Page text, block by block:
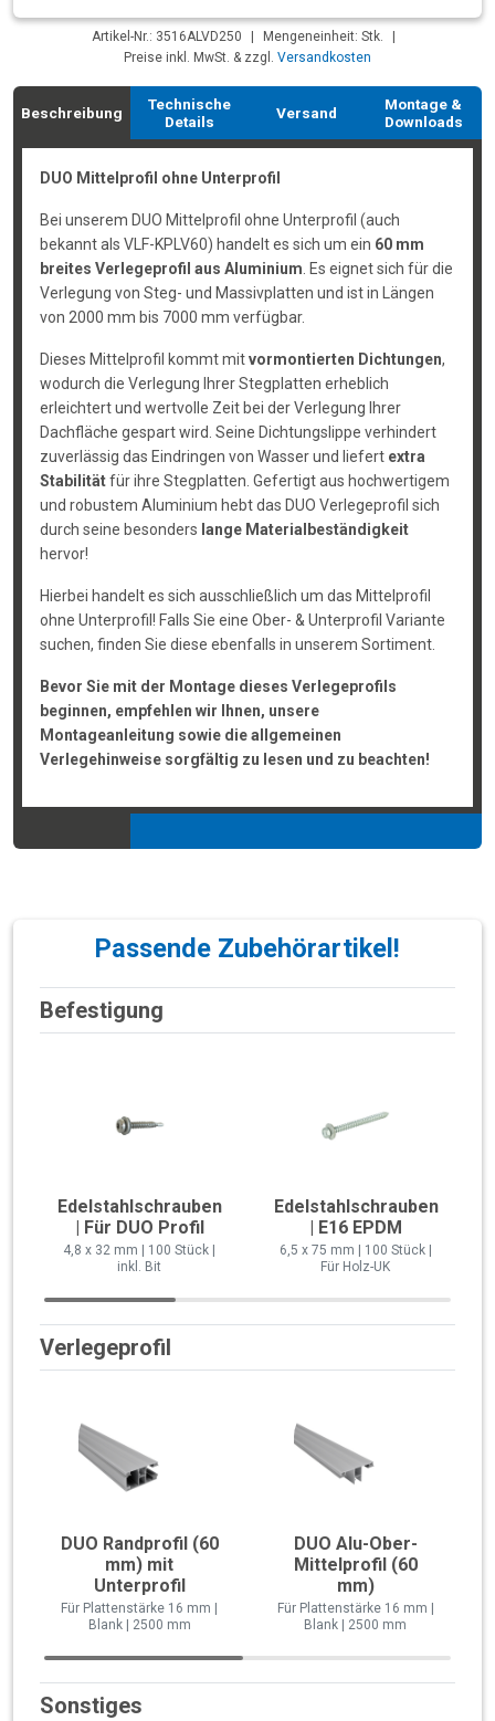
Artikel-Nr.: 3516ALVD250 Mengeneinheit: Stk.
Preise inkl. MwSt. & zzgl. Versandkosten
Beschreibung
Technische
Details
Versand
Montage &
Downloads
DUO Mittelprofil ohne Unterprofil
Bei unserem DUO Mittelprofil ohne Unterprofil (auch
bekannt als VLF-KPLV60) handelt es sich um ein 60 mm
breites Verlegeprofil aus Aluminium . Es eignet sich für die
Verlegung von Steg- und Massivplatten und ist in Längen
von 2000 mm bis 7000 mm verfügbar.
Dieses Mittelprofil kommt mitvormontierten Dichtungen,
wodurch die Verlegung Ihrer Stegplatten erheblich
erleichtert und wertvolle Zeit bei der Verlegung Ihrer
Dachfläche gespart wird. Seine Dichtungslippe verhindert
zuverlässig das Eindringen von Wasser und liefert extra
Stabilitätfür ihre Stegplatten. Gefertigt aus hochwertigem
und robustem Aluminium hebt das DUO Verlegeprofil sich
durch seine besonders lange Materialbeständigkeit
hervor!
Hierbei handelt es sich ausschließlich um das Mittelprofil
ohne Unterprofil! Falls Sie eine Ober- & Unterprofil Variante
suchen, finden Sie diese ebenfalls in unserem Sortiment.
Bevor Sie mit der Montage dieses Verlegeprofils
beginnen, empfehlen wir Ihnen, unsere
Montageanleitung sowie die allgemeinen
Verlegehinweise sorgfältig zu lesen und zu beachten!
Passende Zubehörartikel!
Befestigung
Edelstahlschrauben
| Für DUO Profil
4,8 x 32 mm | 100 Stück |
inkl. Bit
Edelstahlschrauben
| E16 EPDM
6,5 x 75 mm | 100 Stück |
Für Holz-UK
Verlegeprofil
DUO Randprofil (60
mm) mit
Unterprofil
Für Plattenstärke 16 mm |
Blank | 2500 mm
DUO Alu-Ober-
Mittelprofil (60
mm)
Für Plattenstärke 16 mm |
Blank | 2500 mm
Sonstiges